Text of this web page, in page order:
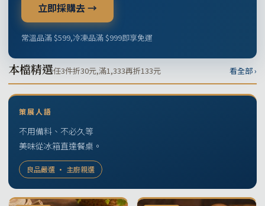
立即採購去 →
常溫品滿 $599,冷凍品滿 $999即享免運
本檔精選任3件折30元,滿1,333再折133元 看全部 ›
策展人語
不用備料、不必久等
美味從冰箱直達餐桌。
良品嚴選 · 主廚親選